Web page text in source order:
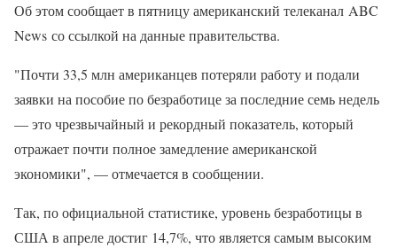
Об этом сообщает в пятницу американский телеканал ABC
News со ссылкой на данные правительства.
"Почти 33,5 млн американцев потеряли работу и подали
заявки на пособие по безработице за последние семь недель
— это чрезвычайный и рекордный показатель, который
отражает почти полное замедление американской
экономики", — отмечается в сообщении.
Так, по официальной статистике, уровень безработицы в
США в апреле достиг 14,7%, что является самым высоким